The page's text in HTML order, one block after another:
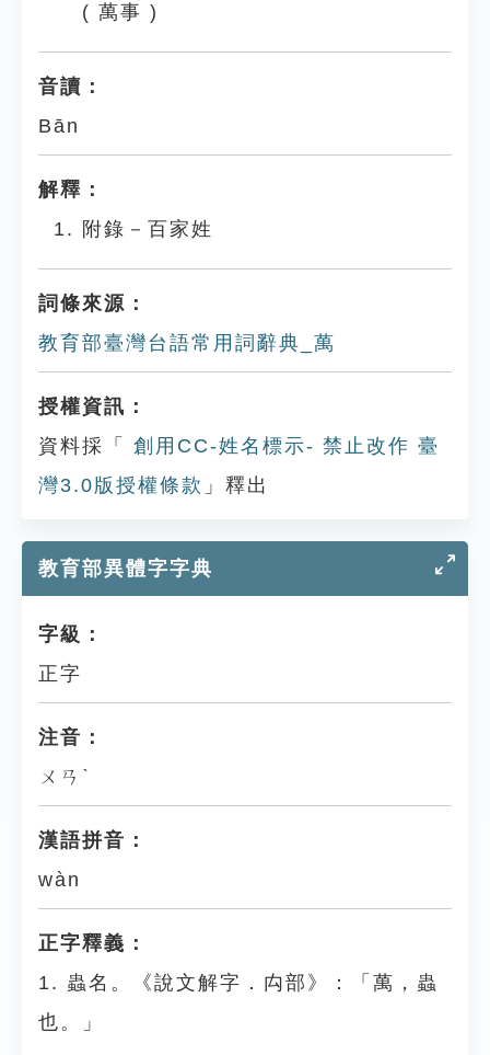
( 萬事 )
音讀：
Bān
解釋：
附錄－百家姓
詞條來源：
教育部臺灣台語常用詞辭典_萬
授權資訊：
資料採「
創用CC-姓名標示- 禁止改作 臺
灣3.0版授權條款 」釋出
教育部異體字字典
字級：
正字
注音：
ㄨㄢˋ
漢語拼音：
wàn
正字釋義：
1. 蟲名。《說文解字．禸部》：「萬，蟲
也。」